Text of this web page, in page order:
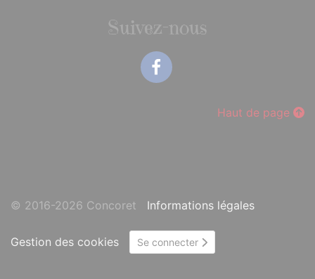
Suivez-nous
Haut de page
© 2016-2026 Concoret Informations légales
Gestion des cookies Se connecter